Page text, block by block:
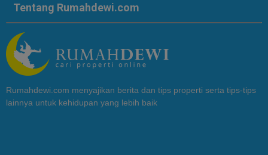
Tentang Rumahdewi.com
Rumahdewi.com menyajikan berita dan tips properti serta tips-tips
lainnya untuk kehidupan yang lebih baik